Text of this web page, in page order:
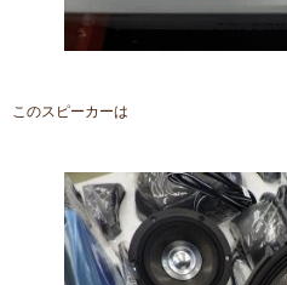
このスピーカーは